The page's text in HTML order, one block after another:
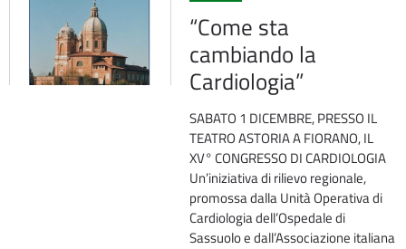
“Come sta
cambiando la
Cardiologia”
SABATO 1 DICEMBRE, PRESSO IL
TEATRO ASTORIA A FIORANO, IL
XV° CONGRESSO DI CARDIOLOGIA
Un’iniziativa di rilievo regionale,
promossa dalla Unità Operativa di
Cardiologia dell’Ospedale di
Sassuolo e dall’Associazione italiana